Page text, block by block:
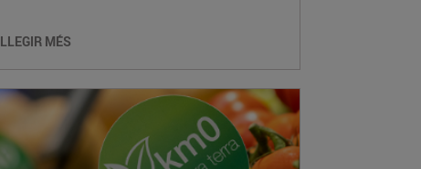
LLEGIR MÉS